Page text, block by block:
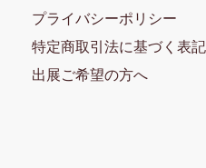
プライバシーポリシー
特定商取引法に基づく表記
出展ご希望の方へ